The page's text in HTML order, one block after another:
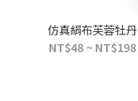
仿真絹布芙蓉牡丹
NT$48 ~ NT$198